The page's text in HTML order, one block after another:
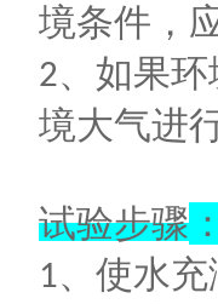
境条件，
2、 如果
境大气进
试验步骤
1、 使水